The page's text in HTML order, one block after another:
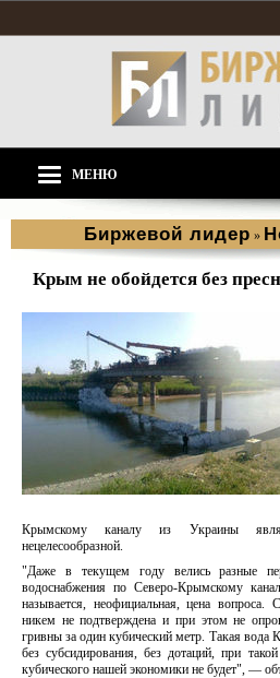
МЕНЮ
Биржевой лидер »
Крым не обойдется без
Крымскому каналу из Украины
нецелесообразной.
"Даже в текущем году велись разные
водоснабжения по Северо-Крымскому
называется, неофициальная, цена
никем не подтверждена и при этом не
гривны за один кубический метр. Такая
без субсидирования, без дотаций, при
кубического нашей экономики не будет", —